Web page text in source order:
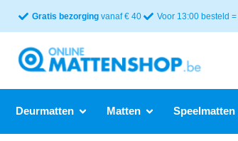
Gratis bezorging vanaf € 40 Voor 13:00 besteld =
Deurmatten Matten Speelmatten